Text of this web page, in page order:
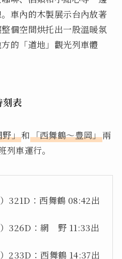
車內的木製展示台內放著
個空間烘托出一股溫暖氛
的「道地」觀光列車體
表
野」和「西舞鶴～豊岡」兩
車運行。
321D：西舞鶴 08:42出
326D：網 野 11:33出
233D：西舞鶴 14:37出